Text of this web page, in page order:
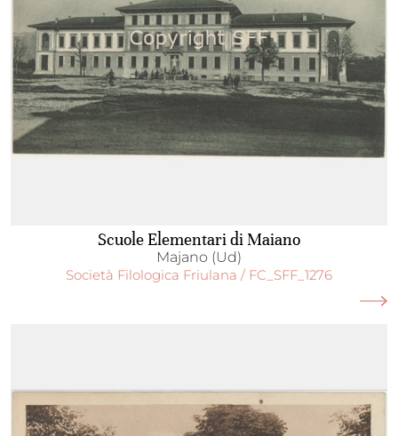
Scuole Elementari di Maiano
Majano (Ud)
Società Filologica Friulana / FC_SFF_1276